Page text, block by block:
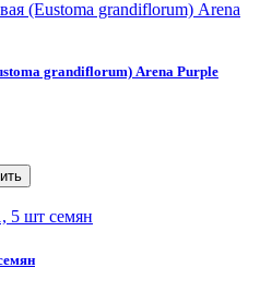
grandiflorum) Arena Purple